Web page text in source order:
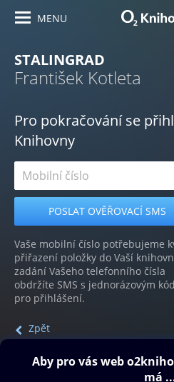
MENU
STALINGRAD
František Kotleta
Pro pokračování se
Knihovny
Vaše mobilní číslo potřebujeme
přiřazení položky do Vaší
zadání Vašeho telefonního čísla
obdržíte SMS s jednorázovým
pro přihlášení.
Zpět